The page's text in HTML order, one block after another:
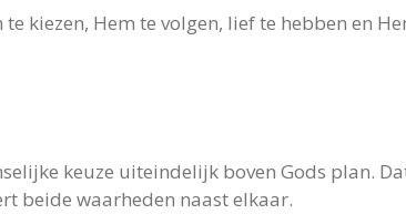
kiezen, Hem te volgen, lief te hebben en
keuze uiteindelijk boven Gods plan.
beide waarheden naast elkaar.